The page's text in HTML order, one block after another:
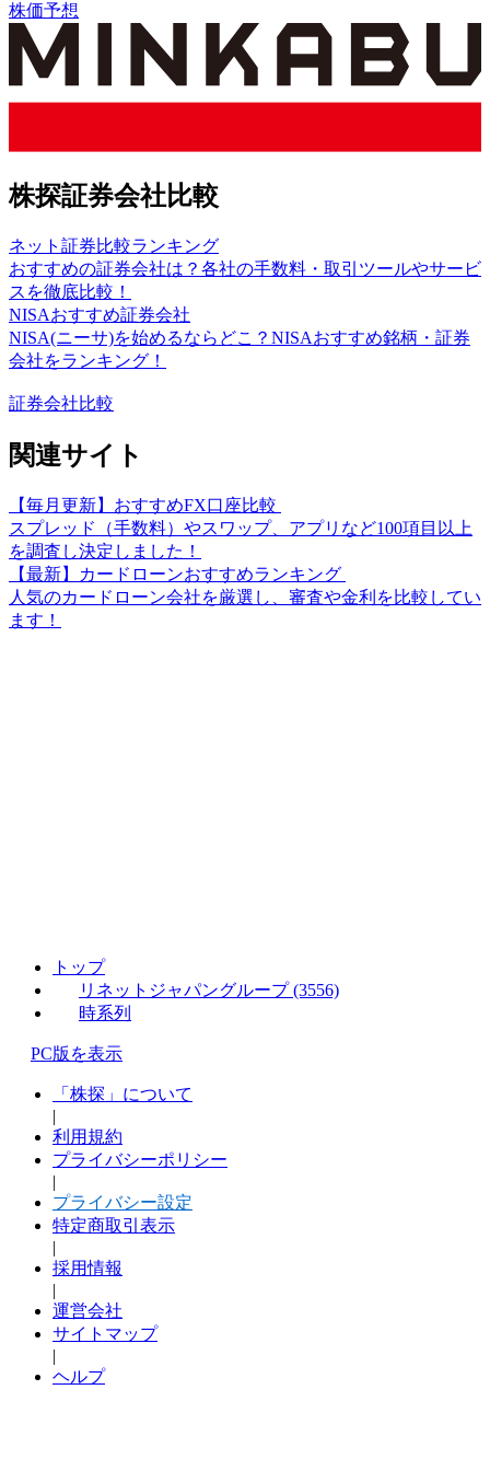
株価予想
株探証券会社比較
ネット証券比較ランキング
おすすめの証券会社は？各社の手数料・取引ツールやサービ
スを徹底比較！
NISAおすすめ証券会社
NISA(ニーサ)を始めるならどこ？NISAおすすめ銘柄・証券
会社をランキング！
証券会社比較
関連サイト
【毎月更新】おすすめFX口座比較
スプレッド（手数料）やスワップ、アプリなど100項目以上
を調査し決定しました！
【最新】カードローンおすすめランキング
人気のカードローン会社を厳選し、審査や金利を比較してい
ます！
トップ
リネットジャパングループ (3556)
時系列
PC版を表示
「株探」について
|
利用規約
プライバシーポリシー
|
プライバシー設定
特定商取引表示
|
採用情報
|
運営会社
サイトマップ
|
ヘルプ